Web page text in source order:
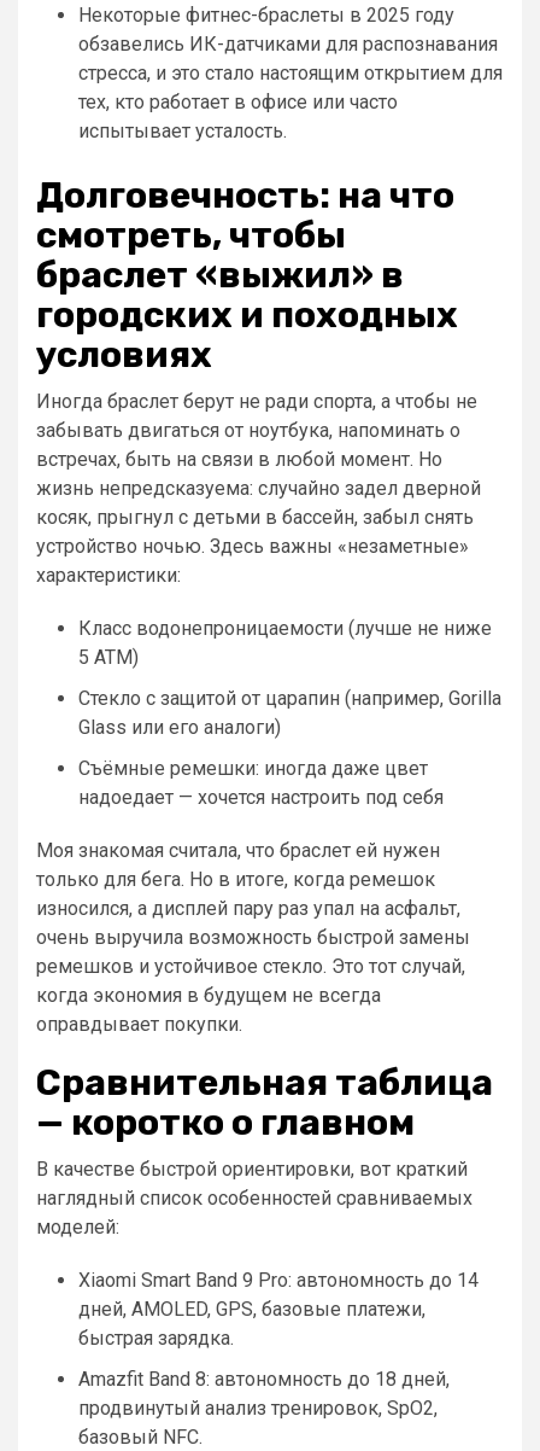
Некоторые фитнес-браслеты в 2025 году
обзавелись ИК-датчиками для распознавания
стресса, и это стало настоящим открытием для
тех, кто работает в офисе или часто
испытывает усталость.
Долговечность: на что
смотреть, чтобы
браслет «выжил» в
городских и походных
условиях
Иногда браслет берут не ради спорта, а чтобы не
забывать двигаться от ноутбука, напоминать о
встречах, быть на связи в любой момент. Но
жизнь непредсказуема: случайно задел дверной
косяк, прыгнул с детьми в бассейн, забыл снять
устройство ночью. Здесь важны «незаметные»
характеристики:
Класс водонепроницаемости (лучше не ниже
5 ATM)
Стекло с защитой от царапин (например, Gorilla
Glass или его аналоги)
Съёмные ремешки: иногда даже цвет
надоедает — хочется настроить под себя
Моя знакомая считала, что браслет ей нужен
только для бега. Но в итоге, когда ремешок
износился, а дисплей пару раз упал на асфальт,
очень выручила возможность быстрой замены
ремешков и устойчивое стекло. Это тот случай,
когда экономия в будущем не всегда
оправдывает покупки.
Сравнительная таблица
— коротко о главном
В качестве быстрой ориентировки, вот краткий
наглядный список особенностей сравниваемых
моделей:
Xiaomi Smart Band 9 Pro: автономность до 14
дней, AMOLED, GPS, базовые платежи,
быстрая зарядка.
Amazfit Band 8: автономность до 18 дней,
продвинутый анализ тренировок, SpO2,
базовый NFC.